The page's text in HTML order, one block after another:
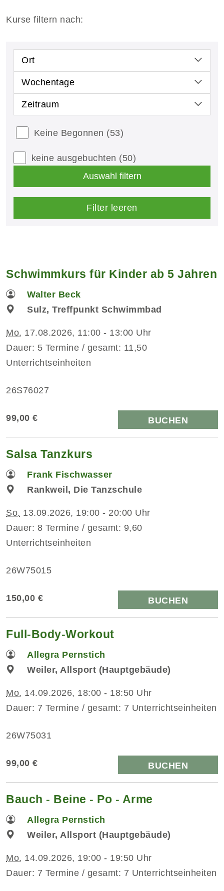
Kurse filtern nach:
Ort
Wochentage
Zeitraum
Keine Begonnen (53)
keine ausgebuchten (50)
Auswahl filtern
Filter leeren
Schwimmkurs für Kinder ab 5 Jahren
Walter Beck
Sulz, Treffpunkt Schwimmbad
Mo. 17.08.2026, 11:00 - 13:00 Uhr
Dauer: 5 Termine / gesamt: 11,50
Unterrichtseinheiten
26S76027
99,00 € BUCHEN
Salsa Tanzkurs
Frank Fischwasser
Rankweil, Die Tanzschule
So. 13.09.2026, 19:00 - 20:00 Uhr
Dauer: 8 Termine / gesamt: 9,60
Unterrichtseinheiten
26W75015
150,00 € BUCHEN
Full-Body-Workout
Allegra Pernstich
Weiler, Allsport (Hauptgebäude)
Mo. 14.09.2026, 18:00 - 18:50 Uhr
Dauer: 7 Termine / gesamt: 7 Unterrichtseinheiten
26W75031
99,00 € BUCHEN
Bauch - Beine - Po - Arme
Allegra Pernstich
Weiler, Allsport (Hauptgebäude)
Mo. 14.09.2026, 19:00 - 19:50 Uhr
Dauer: 7 Termine / gesamt: 7 Unterrichtseinheiten